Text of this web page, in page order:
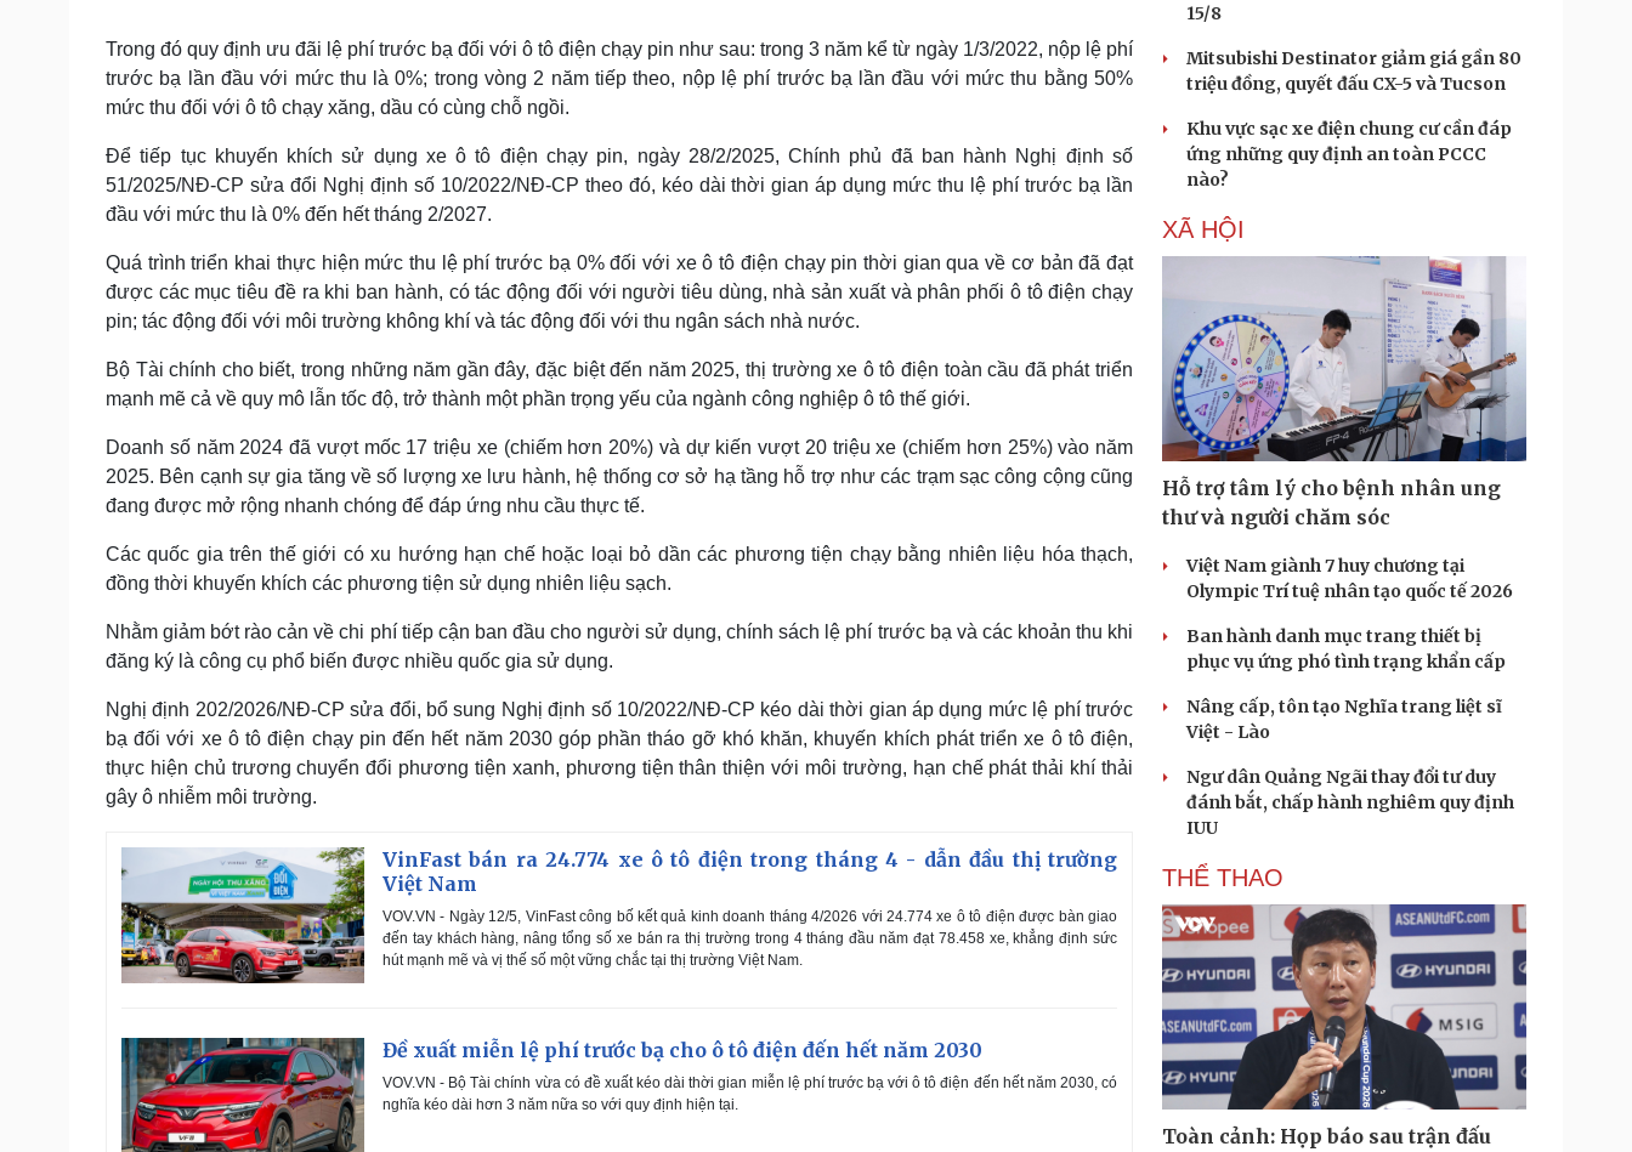
Trong đó quy định ưu đãi lệ phí trước bạ đối với ô tô điện chạy pin như sau: trong 3 năm kể từ ngày 1/3/2022, nộp lệ phí
trước bạ lần đầu với mức thu là 0%; trong vòng 2 năm tiếp theo, nộp lệ phí trước bạ lần đầu với mức thu bằng 50%
mức thu đối với ô tô chạy xăng, dầu có cùng chỗ ngồi.
Để tiếp tục khuyến khích sử dụng xe ô tô điện chạy pin, ngày 28/2/2025, Chính phủ đã ban hành Nghị định số
51/2025/NĐ-CP sửa đổi Nghị định số 10/2022/NĐ-CP theo đó, kéo dài thời gian áp dụng mức thu lệ phí trước bạ lần
đầu với mức thu là 0% đến hết tháng 2/2027.
Quá trình triển khai thực hiện mức thu lệ phí trước bạ 0% đối với xe ô tô điện chạy pin thời gian qua về cơ bản đã đạt
được các mục tiêu đề ra khi ban hành, có tác động đối với người tiêu dùng, nhà sản xuất và phân phối ô tô điện chạy
pin; tác động đối với môi trường không khí và tác động đối với thu ngân sách nhà nước.
Bộ Tài chính cho biết, trong những năm gần đây, đặc biệt đến năm 2025, thị trường xe ô tô điện toàn cầu đã phát triển
mạnh mẽ cả về quy mô lẫn tốc độ, trở thành một phần trọng yếu của ngành công nghiệp ô tô thế giới.
Doanh số năm 2024 đã vượt mốc 17 triệu xe (chiếm hơn 20%) và dự kiến vượt 20 triệu xe (chiếm hơn 25%) vào năm
2025. Bên cạnh sự gia tăng về số lượng xe lưu hành, hệ thống cơ sở hạ tầng hỗ trợ như các trạm sạc công cộng cũng
đang được mở rộng nhanh chóng để đáp ứng nhu cầu thực tế.
Các quốc gia trên thế giới có xu hướng hạn chế hoặc loại bỏ dần các phương tiện chạy bằng nhiên liệu hóa thạch,
đồng thời khuyến khích các phương tiện sử dụng nhiên liệu sạch.
Nhằm giảm bớt rào cản về chi phí tiếp cận ban đầu cho người sử dụng, chính sách lệ phí trước bạ và các khoản thu khi
đăng ký là công cụ phổ biến được nhiều quốc gia sử dụng.
Nghị định 202/2026/NĐ-CР sửa đổi, bổ sung Nghị định số 10/2022/NĐ-CP kéo dài thời gian áp dụng mức lệ phí trước
bạ đối với xe ô tô điện chạy pin đến hết năm 2030 góp phần tháo gỡ khó khăn, khuyến khích phát triển xe ô tô điện,
thực hiện chủ trương chuyển đổi phương tiện xanh, phương tiện thân thiện với môi trường, hạn chế phát thải khí thải
gây ô nhiễm môi trường.
VinFast bán ra 24.774 xe ô tô điện trong tháng 4 - dẫn đầu thị trường
Việt Nam
VOV.VN - Ngày 12/5, VinFast công bố kết quả kinh doanh tháng 4/2026 với 24.774 xe ô tô điện được bàn giao
đến tay khách hàng, nâng tổng số xe bán ra thị trường trong 4 tháng đầu năm đạt 78.458 xe, khẳng định sức
hút mạnh mẽ và vị thế số một vững chắc tại thị trường Việt Nam.
Đề xuất miễn lệ phí trước bạ cho ô tô điện đến hết năm 2030
VOV.VN - Bộ Tài chính vừa có đề xuất kéo dài thời gian miễn lệ phí trước bạ với ô tô điện đến hết năm 2030, có
nghĩa kéo dài hơn 3 năm nữa so với quy định hiện tại.
15/8
Mitsubishi Destinator giảm giá gần 80
triệu đồng, quyết đấu CX-5 và Tucson
Khu vực sạc xe điện chung cư cần đáp
ứng những quy định an toàn PCCC
nào?
XÃ HỘI
Hỗ trợ tâm lý cho bệnh nhân ung
thư và người chăm sóc
Việt Nam giành 7 huy chương tại
Olympic Trí tuệ nhân tạo quốc tế 2026
Ban hành danh mục trang thiết bị
phục vụ ứng phó tình trạng khẩn cấp
Nâng cấp, tôn tạo Nghĩa trang liệt sĩ
Việt - Lào
Ngư dân Quảng Ngãi thay đổi tư duy
đánh bắt, chấp hành nghiêm quy định
IUU
THỂ THAO
Toàn cảnh: Họp báo sau trận đấu